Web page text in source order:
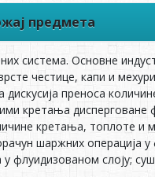
предмета
система. Основне
честице, капи и
преноса
кретања
кретања, топлоте и
операција у
у флуидизованом слоју;